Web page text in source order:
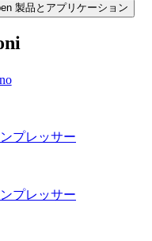
製品とアプリケーション
プレッサー
プレッサー